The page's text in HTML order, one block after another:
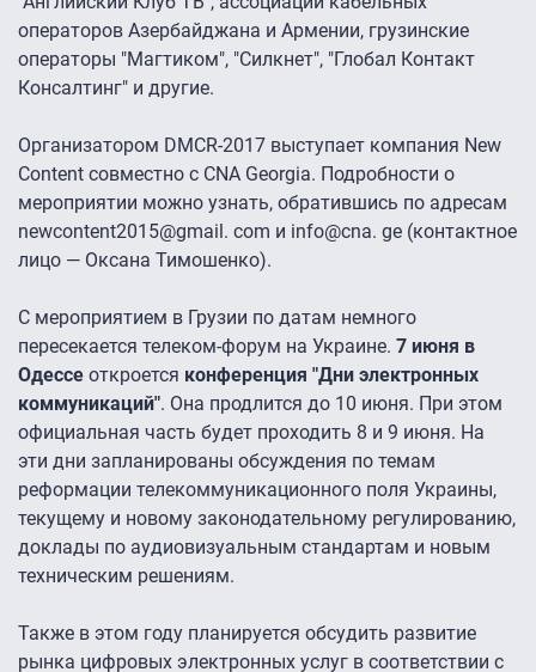
операторов Азербайджана и Армении, грузинские
операторы "Магтиком", "Силкнет", "Глобал Контакт
Консалтинг" и другие.
Организатором DMCR-2017 выступает компания New
Content совместно с CNA Georgia. Подробности о
мероприятии можно узнать, обратившись по адресам
newcontent2015@gmail. com и info@cna. ge (контактное
лицо — Оксана Тимошенко).
С мероприятием в Грузии по датам немного
пересекается телеком-форум на Украине. 7 июня в
Одессе откроется конференция "Дни электронных
коммуникаций". Она продлится до 10 июня. При этом
официальная часть будет проходить 8 и 9 июня. На
эти дни запланированы обсуждения по темам
реформации телекоммуникационного поля Украины,
текущему и новому законодательному регулированию,
доклады по аудиовизуальным стандартам и новым
техническим решениям.
Также в этом году планируется обсудить развитие
рынка цифровых электронных услуг в соответствии с